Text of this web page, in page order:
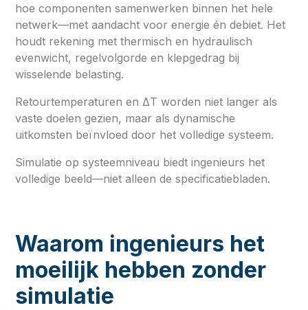
hoe componenten samenwerken binnen het hele
netwerk—met aandacht voor energie én debiet. Het
houdt rekening met thermisch en hydraulisch
evenwicht, regelvolgorde en klepgedrag bij
wisselende belasting.
Retourtemperaturen en ΔT worden niet langer als
vaste doelen gezien, maar als dynamische
uitkomsten beïnvloed door het volledige systeem.
Simulatie op systeemniveau biedt ingenieurs het
volledige beeld—niet alleen de specificatiebladen.
Waarom ingenieurs het
moeilijk hebben zonder
simulatie